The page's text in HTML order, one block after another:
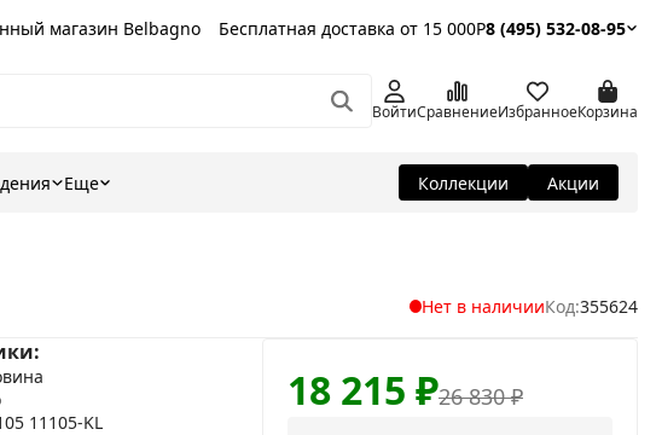
магазин Belbagno Бесплатная доставка от 15 000Р8 (495) 532-08-95
ВойтиСравнениеИзбранноеКорзина
Еще Коллекции Акции
Нет в наличииКод:355624
11105-KL
26 830₽
18 215 ₽